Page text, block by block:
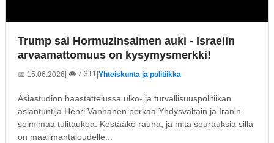
Trump sai Hormuzinsalmen auki - Israelin
arvaamattomuus on kysymysmerkki!
📅 15.06.2026| 👁️ 7 311 Yhteiskunta ja politiikka
Asiastudion haastattelussa ulko- ja turvallisuuspolitiikan
asiantuntija Henri Vanhanen perkaa Yhdysvaltain ja Iranin
solmimaa tulitaukoa. Kestääkö rauha, ja mitä seurauksia sillä
on maailmantaloudelle...